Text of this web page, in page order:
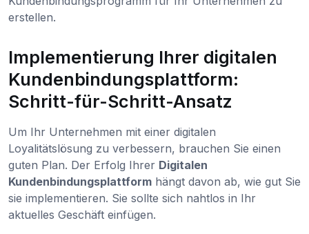
erstellen.
Implementierung Ihrer digitalen
Kundenbindungsplattform:
Schritt-für-Schritt-Ansatz
Um Ihr Unternehmen mit einer digitalen
Loyalitätslösung zu verbessern, brauchen Sie einen
guten Plan. Der Erfolg Ihrer Digitalen
Kundenbindungsplattform hängt davon ab, wie gut Sie
sie implementieren. Sie sollte sich nahtlos in Ihr
aktuelles Geschäft einfügen.